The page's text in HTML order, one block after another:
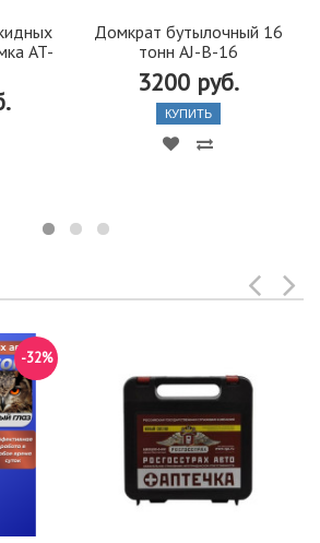
AT-
Домкрат бутылочный 16
тонн AJ-B-16
3200 руб.
КУПИТЬ
-32%